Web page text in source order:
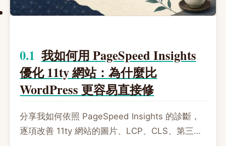
我如何用 PageSpeed Insights
優化 11ty 網站：為什麼比
WordPress 更容易直接修
分享我如何依照 PageSpeed Insights 的診斷，
逐項改善 11ty 網站的圖片、LCP、CLS、第三方